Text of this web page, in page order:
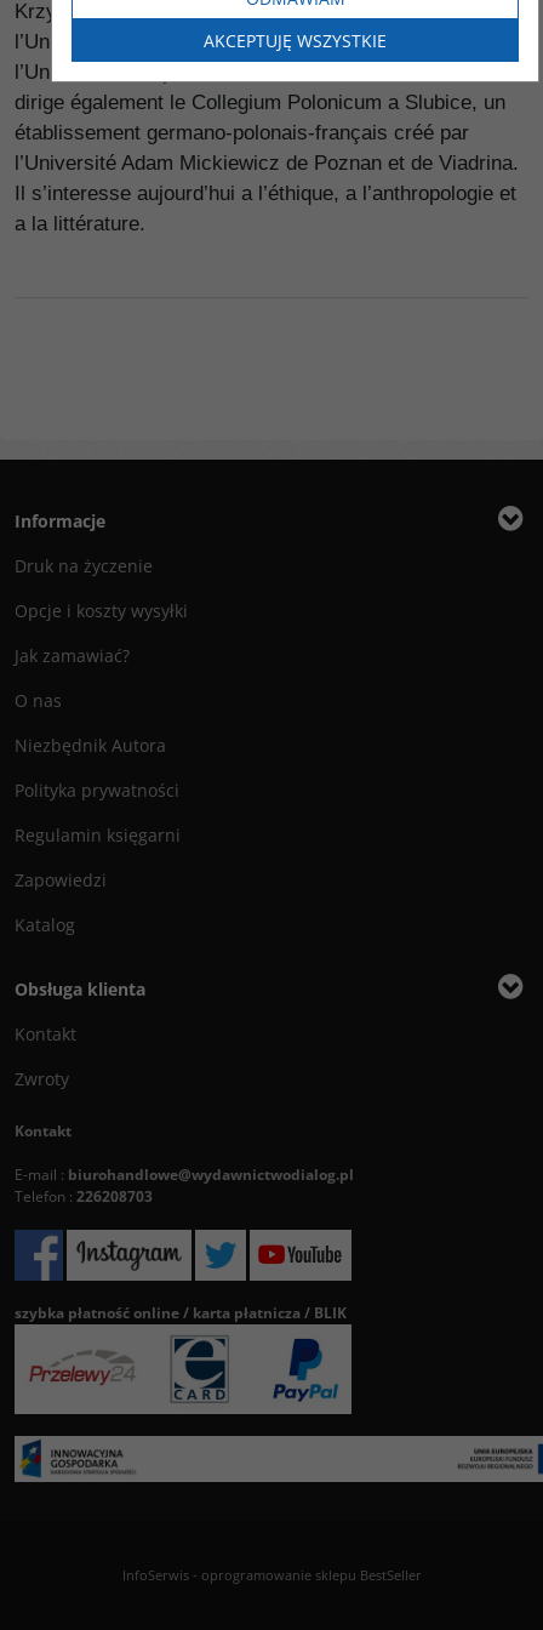
Krzysztof Wojciechowski, est né en 1956. Il enseigne a
l’Université de Varsovie de 1979 a 1991, ensuite a
l’Université européenne Viadrina a Francfort sur Oder. Il
dirige également le Collegium Polonicum a Slubice, un
établissement germano-polonais-français créé par
l’Université Adam Mickiewicz de Poznan et de Viadrina.
Il s’interesse aujourd’hui a l’éthique, a l’anthropologie et
a la littérature.
Informacje
Druk na życzenie
Opcje i koszty wysyłki
Jak zamawiać?
O nas
Niezbędnik Autora
Polityka prywatności
Regulamin księgarni
Zapowiedzi
Katalog
Obsługa klienta
Kontakt
Zwroty
Kontakt
E-mail : biurohandlowe@wydawnictwodialog.pl
Telefon : 226208703
szybka płatność online / karta płatnicza / BLIK
InfoSerwis- oprogramowanie sklepu BestSeller
AKCEPTUJĘ WSZYSTKIE